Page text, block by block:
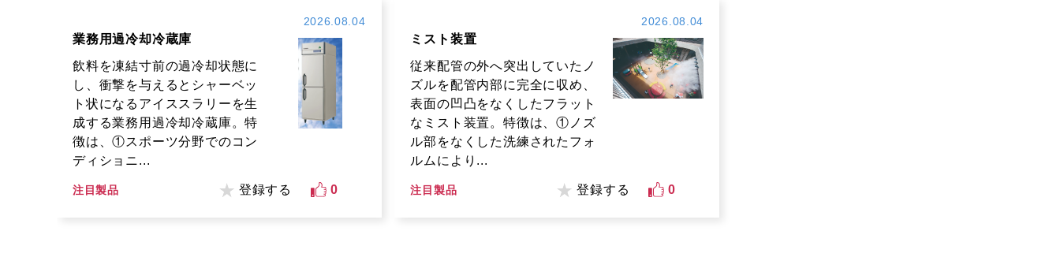
2026.08.04
業務用過冷却冷蔵庫
飲料を凍結寸前の過冷却状態に
し、衝撃を与えるとシャーベッ
ト状になるアイススラリーを生
成する業務用過冷却冷蔵庫。特
徴は、①スポーツ分野でのコン
ディショニ...
注目製品 登録する 0
2026.08.04
ミスト装置
従来配管の外へ突出していたノ
ズルを配管内部に完全に収め、
表面の凹凸をなくしたフラット
なミスト装置。特徴は、①ノズ
ル部をなくした洗練されたフォ
ルムにより...
注目製品 登録する 0